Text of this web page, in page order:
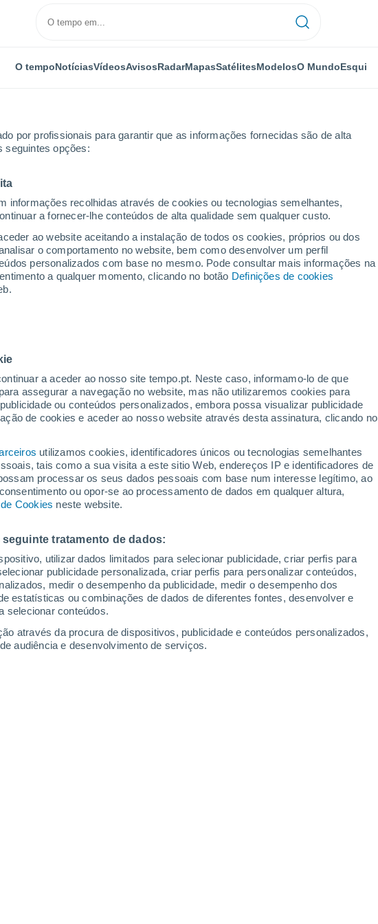
por profissionais para garantir que as informações fornecidas são de alta
seguintes opções:
informações recolhidas através de cookies ou tecnologias semelhantes,
a fornecer-lhe conteúdos de alta qualidade sem qualquer custo.
ao website aceitando a instalação de todos os cookies, próprios ou dos
o comportamento no website, bem como desenvolver um perfil
personalizados com base no mesmo. Pode consultar mais informações na
a qualquer momento, clicando no botão Definições de cookies
a aceder ao nosso site tempo.pt. Neste caso, informamo-lo de que
assegurar a navegação no website, mas não utilizaremos cookies para
ou conteúdos personalizados, embora possa visualizar publicidade
de cookies e aceder ao nosso website através desta assinatura, clicando no
utilizamos cookies, identificadores únicos ou tecnologias semelhantes
tais como a sua visita a este sitio Web, endereços IP e identificadores de
processar os seus dados pessoais com base num interesse legítimo, ao
ou opor-se ao processamento de dados em qualquer altura,
Cookies neste website.
tratamento de dados:
utilizar dados limitados para selecionar publicidade, criar perfis para
publicidade personalizada, criar perfis para personalizar conteúdos,
medir o desempenho da publicidade, medir o desempenho dos
estatísticas ou combinações de dados de diferentes fontes, desenvolver e
selecionar conteúdos.
através da procura de dispositivos, publicidade e conteúdos personalizados,
audiência e desenvolvimento de serviços.
O tempoNotíciasVídeosAvisosRadarMapasSatélitesModelosO MundoEsqui
de Pavia
Símbolo